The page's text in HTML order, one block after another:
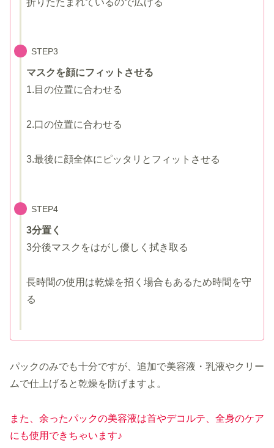
STEP3
マスクを顔にフィットさせる
1.目の位置に合わせる
2.口の位置に合わせる
3.最後に顔全体にピッタリとフィットさせる
STEP4
3分置く
3分後マスクをはがし優しく拭き取る
長時間の使用は乾燥を招く場合もあるため時間を守
る
パックのみでも十分ですが、追加で美容液・乳液やクリー
ムで仕上げると乾燥を防げますよ。
また、余ったパックの美容液は首やデコルテ、全身のケア
にも使用できちゃいます♪